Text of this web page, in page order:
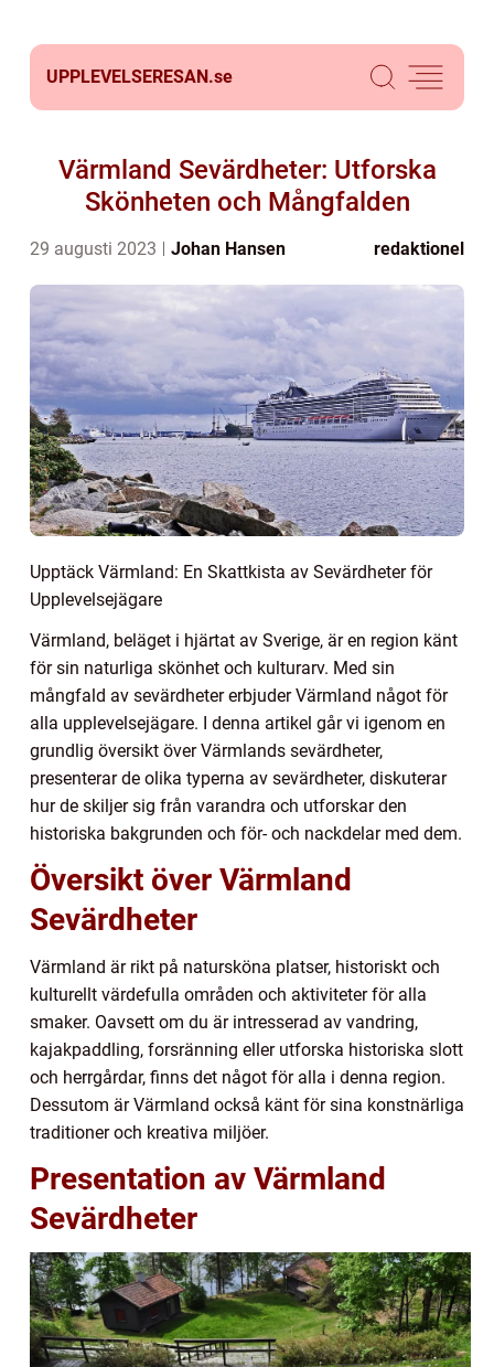
UPPLEVELSERESAN.se
Värmland Sevärdheter: Utforska
Skönheten och Mångfalden
29 augusti 2023 Johan Hansen redaktionel
Upptäck Värmland: En Skattkista av Sevärdheter för
Upplevelsejägare
Värmland, beläget i hjärtat av Sverige, är en region känt
för sin naturliga skönhet och kulturarv. Med sin
mångfald av sevärdheter erbjuder Värmland något för
alla upplevelsejägare. I denna artikel går vi igenom en
grundlig översikt över Värmlands sevärdheter,
presenterar de olika typerna av sevärdheter, diskuterar
hur de skiljer sig från varandra och utforskar den
historiska bakgrunden och för- och nackdelar med dem.
Översikt över Värmland
Sevärdheter
Värmland är rikt på natursköna platser, historiskt och
kulturellt värdefulla områden och aktiviteter för alla
smaker. Oavsett om du är intresserad av vandring,
kajakpaddling, forsränning eller utforska historiska slott
och herrgårdar, finns det något för alla i denna region.
Dessutom är Värmland också känt för sina konstnärliga
traditioner och kreativa miljöer.
Presentation av Värmland
Sevärdheter